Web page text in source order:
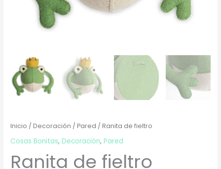
Inicio /Decoración /Pared / Ranita de fieltro
Cosas Bonitas,Decoración,Pared
Ranita de fieltro